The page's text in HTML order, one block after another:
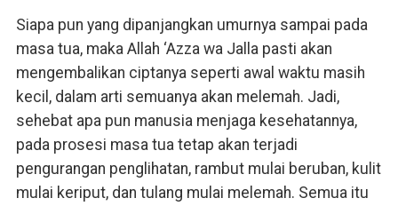
Siapa pun yang dipanjangkan umurnya sampai pada
masa tua, maka Allah ‘Azza wa Jalla pasti akan
mengembalikan ciptanya seperti awal waktu masih
kecil, dalam arti semuanya akan melemah. Jadi,
sehebat apa pun manusia menjaga kesehatannya,
pada prosesi masa tua tetap akan terjadi
pengurangan penglihatan, rambut mulai beruban, kulit
mulai keriput, dan tulang mulai melemah. Semua itu